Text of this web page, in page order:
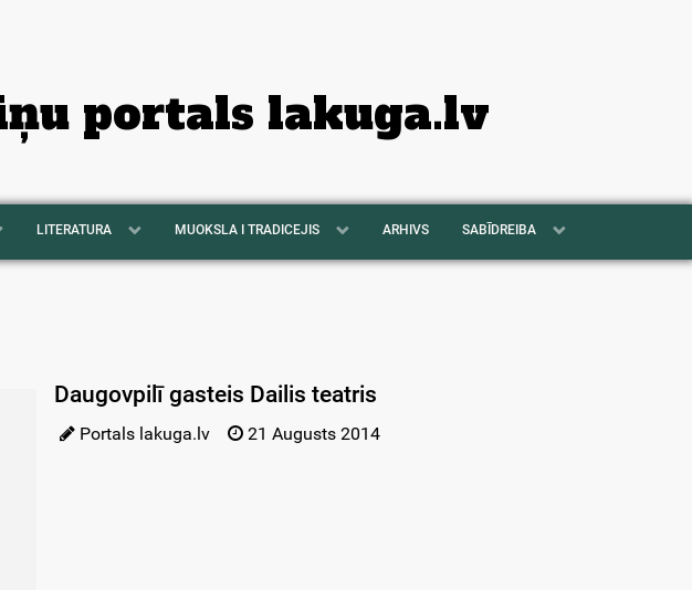
portals lakuga.lv
LITERATURA MUOKSLA I TRADICEJIS ARHIVS SABĪDREIBA
Daugovpilī gasteis Dailis teatris
Portals lakuga.lv 21 Augusts 2014